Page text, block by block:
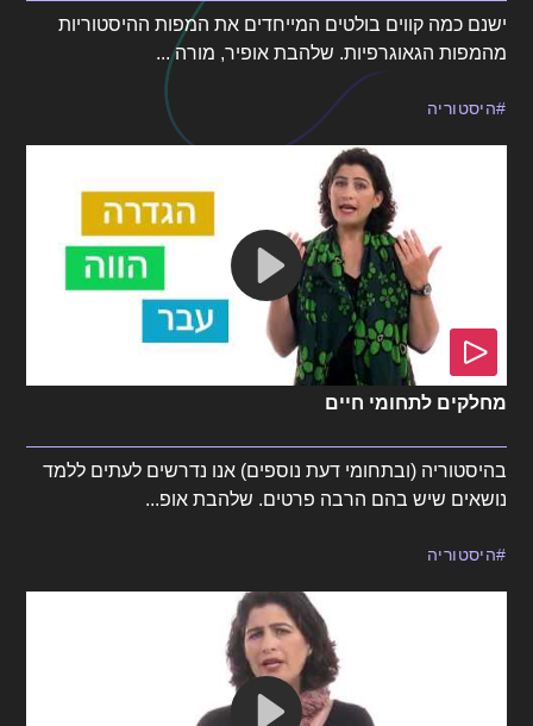
ישנם כמה קווים בולטים המייחדים את המפות ההיסטוריות
מהמפות הגאוגרפיות. שלהבת אופיר, מורה ...
היסטוריה
מחלקים לתחומי חיים
בהיסטוריה (ובתחומי דעת נוספים) אנו נדרשים לעתים ללמד
נושאים שיש בהם הרבה פרטים. שלהבת אופ...
היסטוריה